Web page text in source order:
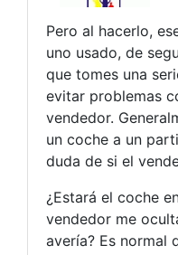
Pero al hacerlo,
uno usado, de
que tomes una
evitar problemas
vendedor.
un coche a un
duda de si el
¿Estará el coche
vendedor me
avería? Es normal